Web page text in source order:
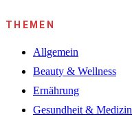
THEMEN
Allgemein
Beauty & Wellness
Ernährung
Gesundheit & Medizin